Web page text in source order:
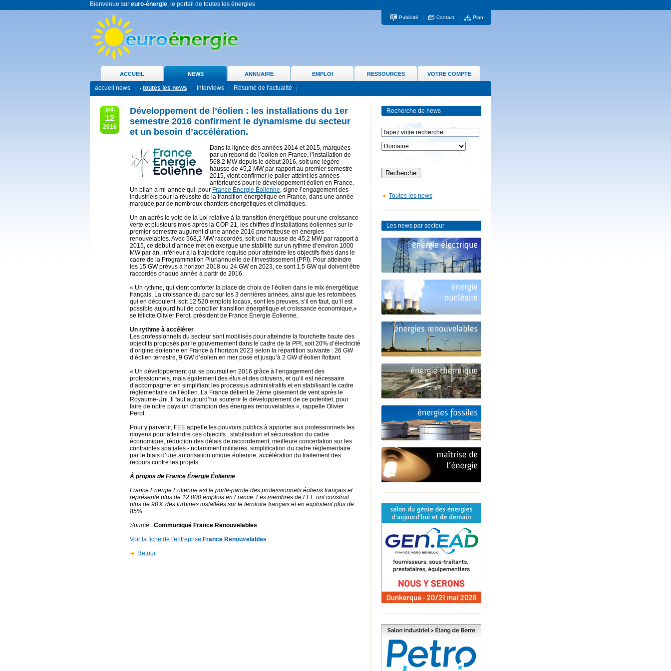
Bienvenue sur euro-énergie, le portail de toutes les énergies
Publicité Contact Plan
ACCUEIL NEWS ANNUAIRE EMPLOI RESSOURCES VOTRE COMPTE
accueil news toutes les news interviews Résumé de l'actualité
juil.
12
2016
Développement de l’éolien : les installations du 1er
semestre 2016 confirment le dynamisme du secteur
et un besoin d’accélération.
Dans la lignée des années 2014 et 2015, marquées
par un rebond de l’éolien en France, l’installation de
568,2 MW depuis le début 2016, soit une légère
hausse de 45,2 MW par rapport au premier semestre
2015, vient confirmer le palier atteint les années
antérieures pour le développement éolien en France.
Un bilan à mi-année qui, pour France Énergie Éolienne, signe l’engagement des
industriels pour la réussite de la transition énergétique en France, dans une année
marquée par de nombreux chantiers énergétiques et climatiques.
Un an après le vote de la Loi relative à la transition énergétique pour une croissance
verte et plusieurs mois après la COP 21, les chiffres d’installations éoliennes sur le
premier semestre augurent d’une année 2016 prometteuse en énergies
renouvelables. Avec 568,2 MW raccordés, soit une hausse de 45,2 MW par rapport à
2015, ce début d’année met en exergue une stabilité sur un rythme d’environ 1000
MW par an, inférieur à la trajectoire requise pour atteindre les objectifs fixés dans le
cadre de la Programmation Pluriannuelle de l’Investissement (PPI). Pour atteindre
les 15 GW prévus à horizon 2018 ou 24 GW en 2023, ce sont 1,5 GW qui doivent être
raccordés chaque année à partir de 2016.
« Un rythme, qui vient conforter la place de choix de l’éolien dans le mix énergétique
français. La croissance du parc sur les 3 dernières années, ainsi que les retombées
qui en découlent, soit 12 520 emplois locaux, sont les preuves, s’il en faut, qu’il est
possible aujourd’hui de concilier transition énergétique et croissance économique,»
se félicite Olivier Perot, président de France Énergie Éolienne.
Un rythme à accélérer
Les professionnels du secteur sont mobilisés pour atteindre la fourchette haute des
objectifs proposés par le gouvernement dans le cadre de la PPI, soit 20% d’électricité
d’origine éolienne en France à l’horizon 2023 selon la répartition suivante : 26 GW
d’éolien terrestre, 9 GW d’éolien en mer posé et jusqu’à 2 GW d’éolien flottant.
« Un développement qui se poursuit en 2016 grâce à l’engagement des
professionnels, mais également des élus et des citoyens, et qu’il est nécessaire
d’accompagner en simplifiant les processus administratifs et en stabilisant le cadre
règlementaire de l’éolien. La France détient le 2ème gisement de vent après le
Royaume-Uni. Il faut aujourd’hui soutenir le développement de ce potentiel, pour
faire de notre pays un champion des énergies renouvelables », rappelle Olivier
Perot.
Pour y parvenir, FEE appelle les pouvoirs publics à apporter aux professionnels les
moyens pour atteindre ces objectifs : stabilisation et sécurisation du cadre
économique, réduction des délais de raccordement, meilleure concertation sur les
contraintes spatiales - notamment militaires, simplification du cadre règlementaire
par le biais d’une autorisation unique éolienne, accélération du traitement des
recours contre les projets.
À propos de France Énergie Éolienne
France Energie Eolienne est le porte-parole des professionnels éoliens français et
représente plus de 12 000 emplois en France. Les membres de FEE ont construit
plus de 90% des turbines installées sur le territoire français et en exploitent plus de
85%.
Source : Communiqué France Renouvelables
Voir la fiche de l'entreprise France Renouvelables
Retour
Recherche de news
Toutes les news
Les news par secteur